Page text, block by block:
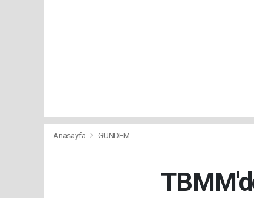
Anasayfa GÜNDEM